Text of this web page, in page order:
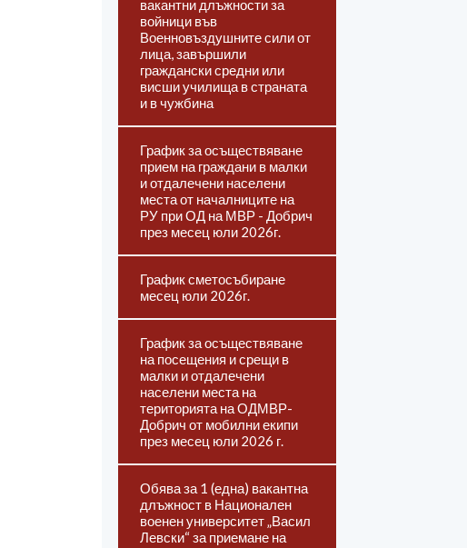
вакантни длъжности за
войници във
Военновъздушните сили от
лица, завършили
граждански средни или
висши училища в страната
и в чужбина
График за осъществяване
прием на граждани в малки
и отдалечени населени
места от началниците на
РУ при ОД на МВР - Добрич
през месец юли 2026г.
График сметосъбиране
месец юли 2026г.
График за осъществяване
на посещения и срещи в
малки и отдалечени
населени места на
територията на ОДМВР-
Добрич от мобилни екипи
през месец юли 2026 г.
Обява за 1 (една) вакантна
длъжност в Национален
военен университет „Васил
Левски“ за приемане на